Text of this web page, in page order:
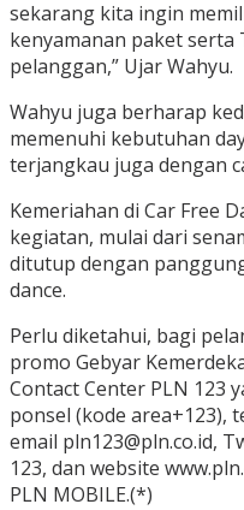
sekarang kita ingin
kenyamanan paket serta
pelanggan,” Ujar Wahyu.
Wahyu juga berharap
memenuhi kebutuhan
terjangkau juga dengan
Kemeriahan di Car Free
kegiatan, mulai dari
ditutup dengan
dance.
Perlu diketahui, bagi
promo Gebyar
Contact Center PLN 123
ponsel (kode area+123),
email pln123@pln.co.id,
123, dan website
PLN MOBILE.(*)